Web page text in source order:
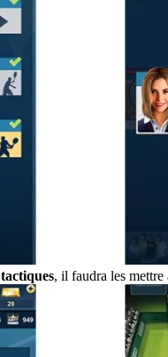
tactiques, il faudra les